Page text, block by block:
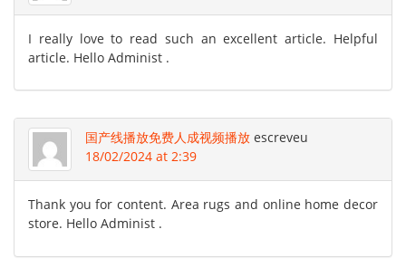
I really love to read such an excellent article. Helpful
article. Hello Administ .
国产线播放免费人成视频播放 escreveu
18/02/2024 at 2:39
Thank you for content. Area rugs and online home decor
store. Hello Administ .